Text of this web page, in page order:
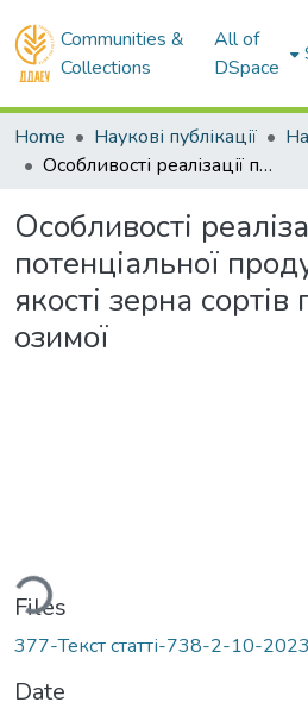
Communities &
Collections
All of
DSpace
Home Наукові публікації
Особливості реалізації потенціальної продуктивності та якості зерна сортів пшениці озимої
Особливості
потенціальної
якості зерна
озимої
Loading...
Files
377-Текст статті-738-2-10-
Date